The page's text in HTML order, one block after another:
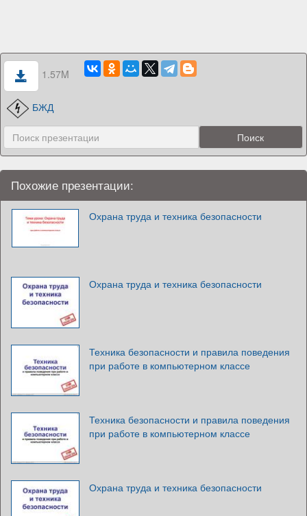
1.57M
БЖД
Похожие презентации:
Охрана труда и техника безопасности
Охрана труда и техника безопасности
Техника безопасности и правила поведения
при работе в компьютерном классе
Техника безопасности и правила поведения
при работе в компьютерном классе
Охрана труда и техника безопасности